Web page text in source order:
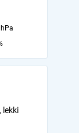
lekki